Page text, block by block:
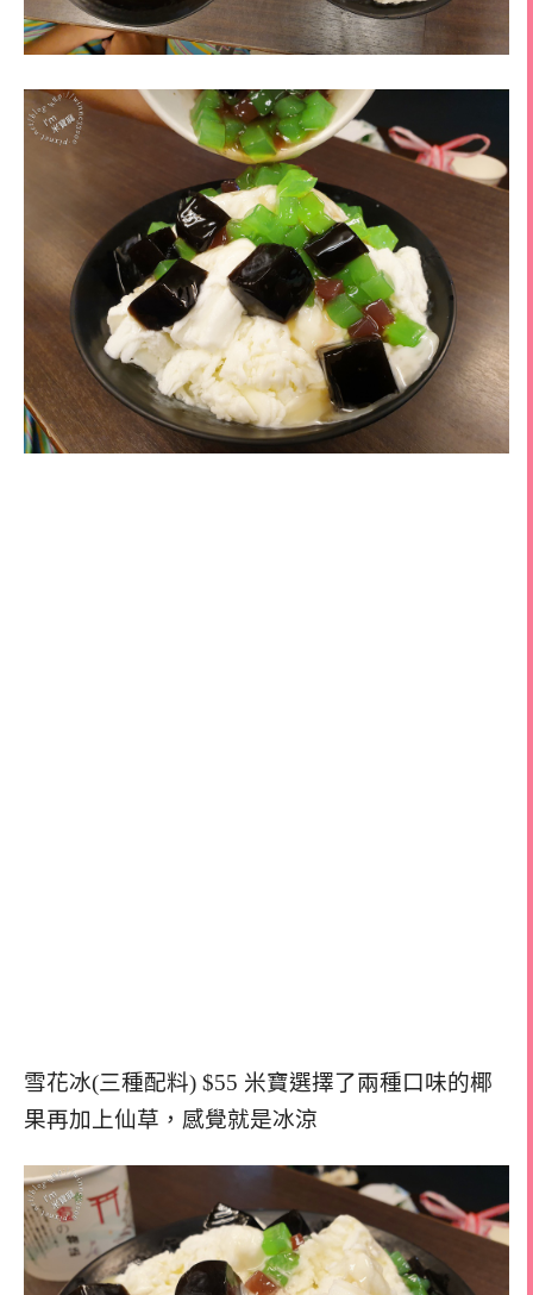
雪花冰(三種配料) $55 米寶選擇了兩種口味的椰
果再加上仙草，感覺就是冰涼